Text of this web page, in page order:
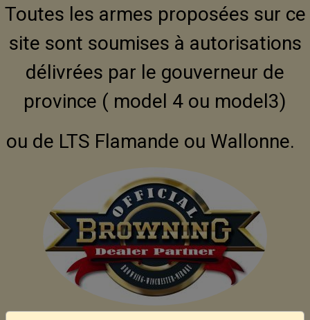
Toutes les armes proposées sur ce
site sont soumises à autorisations
délivrées par le gouverneur de
province ( model 4 ou model3)
ou de LTS Flamande ou Wallonne.